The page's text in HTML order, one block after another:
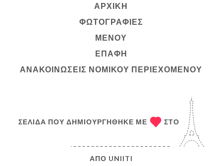
ΑΡΧΙΚΉ
ΦΩΤΟΓΡΑΦΊΕΣ
ΜΕΝΟΎ
ΕΠΑΦΉ
ΑΝΑΚΟΙΝΏΣΕΙΣ ΝΟΜΙΚΟΎ ΠΕΡΙΕΧΟΜΈΝΟΥ
ΣΕΛΊΔΑ ΠΟΥ ΔΗΜΙΟΥΡΓΉΘΗΚΕ ΜΕ ΣΤΟ
ΑΠΌ UNIITI